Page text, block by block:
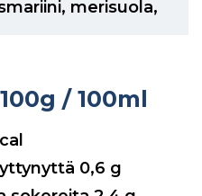
, merisuola,
/ 100ml
0,6 g